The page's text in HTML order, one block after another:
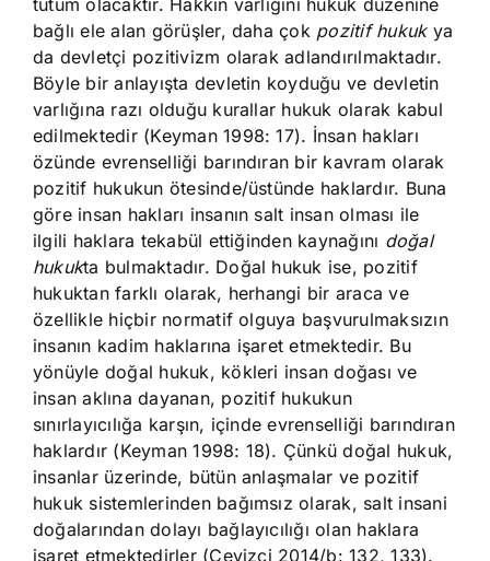
bağlı ele alan görüşler, daha çok pozitif hukuk ya
da devletçi pozitivizm olarak adlandırılmaktadır.
Böyle bir anlayışta devletin koyduğu ve devletin
varlığına razı olduğu kurallar hukuk olarak kabul
edilmektedir (Keyman 1998: 17). İnsan hakları
özünde evrenselliği barındıran bir kavram olarak
pozitif hukukun ötesinde/üstünde haklardır. Buna
göre insan hakları insanın salt insan olması ile
ilgili haklara tekabül ettiğinden kaynağını doğal
hukukta bulmaktadır. Doğal hukuk ise, pozitif
hukuktan farklı olarak, herhangi bir araca ve
özellikle hiçbir normatif olguya başvurulmaksızın
insanın kadim haklarına işaret etmektedir. Bu
yönüyle doğal hukuk, kökleri insan doğası ve
insan aklına dayanan, pozitif hukukun
sınırlayıcılığa karşın, içinde evrenselliği barındıran
haklardır (Keyman 1998: 18). Çünkü doğal hukuk,
insanlar üzerinde, bütün anlaşmalar ve pozitif
hukuk sistemlerinden bağımsız olarak, salt insani
doğalarından dolayı bağlayıcılığı olan haklara
işaret etmektedirler (Cevizci 2014/b: 132, 133).